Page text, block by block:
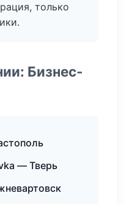
только
Бизнес-
— Тверь